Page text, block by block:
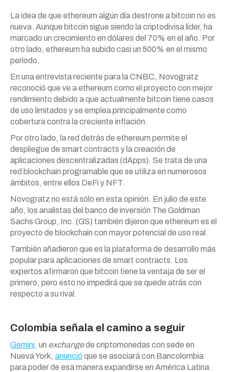
La idea de que ethereum algún día destrone a bitcoin no es
nueva. Aunque bitcoin sigue siendo la criptodivisa líder, ha
marcado un crecimiento en dólares del 70% en el año. Por
otro lado, ethereum ha subido casi un 500% en el mismo
período.
En una entrevista reciente para la CNBC, Novogratz
reconoció que ve a ethereum como el proyecto con mejor
rendimiento debido a que actualmente bitcoin tiene casos
de uso limitados y se emplea principalmente como
cobertura contra la creciente inflación.
Por otro lado, la red detrás de ethereum permite el
despliegue de smart contracts y la creación de
aplicaciones descentralizadas (dApps). Se trata de una
red blockchain programable que se utiliza en numerosos
ámbitos, entre ellos DeFi y NFT.
Novogratz no está sólo en esta opinión. En julio de este
año, los analistas del banco de inversión The Goldman
Sachs Group, Inc. (GS) también dijeron que ethereum es el
proyecto de blockchain con mayor potencial de uso real.
También añadieron que es la plataforma de desarrollo más
popular para aplicaciones de smart contracts. Los
expertos afirmaron que bitcoin tiene la ventaja de ser el
primero, pero esto no impedirá que se quede atrás con
respecto a su rival.
Colombia señala el camino a seguir
Gemini, un exchangede criptomonedas con sede en
Nueva York, anunció que se asociará con Bancolombia
para poder de esa manera expandirse en América Latina.